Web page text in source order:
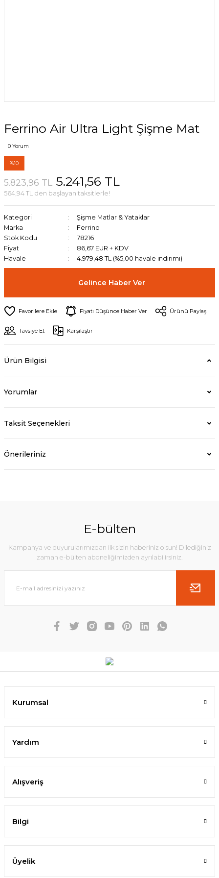
Ferrino Air Ultra Light Şişme Mat
0 Yorum
%10
5.823,96 TL 5.241,56 TL
564,94 TL den başlayan taksitlerle!
Kategori
Şişme Matlar & Yataklar
Marka
Ferrino
Stok Kodu
78216
Fiyat
86,67 EUR + KDV
Havale
4.979,48 TL (%5,00 havale indirimi)
Gelince Haber Ver
Fiyatı Düşünce Haber Ver Ürünü Paylaş
Tavsiye Et Karşılaştır
Ürün Bilgisi
Yorumlar
Taksit Seçenekleri
Önerileriniz
E-bülten
Kampanya ve duyurularımızdan ilk sizin haberiniz olsun! Dilediğiniz
zaman e-bülten aboneliğimizden ayrılabilirsiniz.
Kurumsal
Yardım
Alışveriş
Bilgi
Üyelik